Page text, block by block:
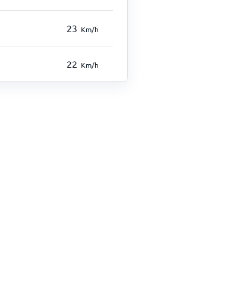
23 Km/h
22 Km/h